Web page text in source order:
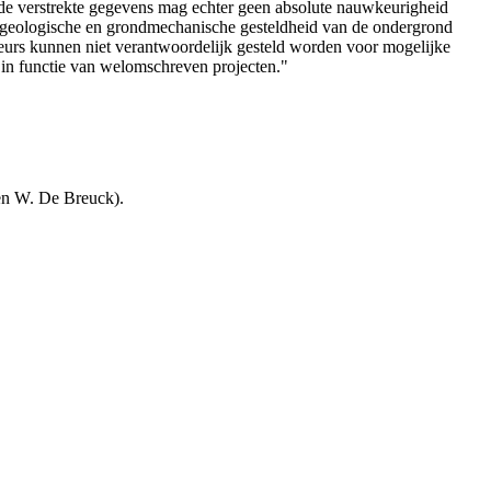
gegevens mag echter geen absolute nauwkeurigheid
en grondmechanische gesteldheid van de ondergrond
kunnen niet verantwoordelijk gesteld worden voor mogelijke
functie van welomschreven projecten."
W. De Breuck).